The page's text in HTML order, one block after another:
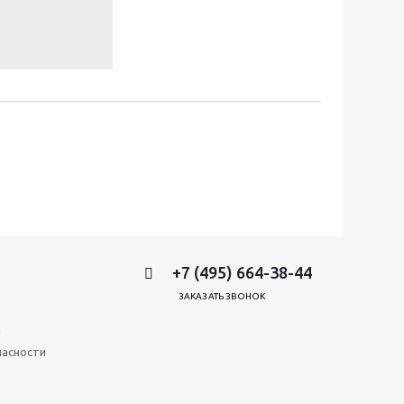
+7 (495) 664-38-44
ЗАКАЗАТЬ ЗВОНОК